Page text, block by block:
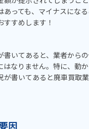
あっても、マイナスにな
すめします！
書いてあると、業者から
はなりません。特に、動
が書いてあると廃車買取
因